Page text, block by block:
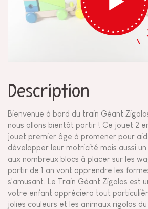
Description
Bienvenue à bord du train Géant
nous allons bientôt partir ! Ce jouet 2
jouet premier âge à promener pour
développer leur motricité mais aussi
aux nombreux blocs à placer sur les
partir de 1 an vont apprendre les
s'amusant. Le Train Géant Zigolos est
votre enfant appréciera tout
jolies couleurs et les animaux rigolos